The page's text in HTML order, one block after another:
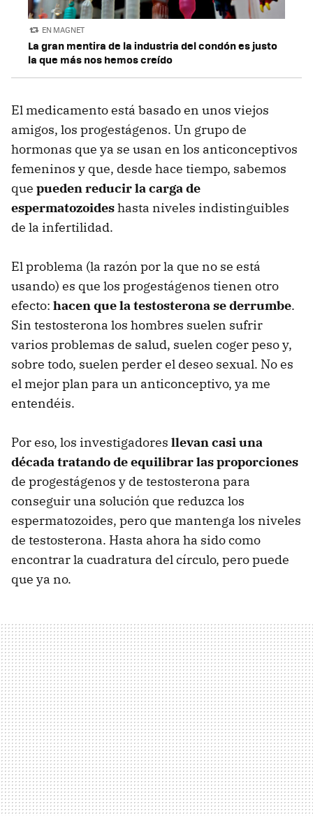
EN MAGNET
La gran mentira de la industria del condón es justo
la que más nos hemos creído
El medicamento está basado en unos viejos
amigos, los progestágenos. Un grupo de
hormonas que ya se usan en los anticonceptivos
femeninos y que, desde hace tiempo, sabemos
que pueden reducir la carga de
espermatozoideshasta niveles indistinguibles
de la infertilidad.
El problema (la razón por la que no se está
usando) es que los progestágenos tienen otro
efecto: hacen que la testosterona se derrumbe.
Sin testosterona los hombres suelen sufrir
varios problemas de salud, suelen coger peso y,
sobre todo, suelen perder el deseo sexual. No es
el mejor plan para un anticonceptivo, ya me
entendéis.
Por eso, los investigadores llevan casi una
década tratando de equilibrar las proporciones
de progestágenos y de testosterona para
conseguir una solución que reduzca los
espermatozoides, pero que mantenga los niveles
de testosterona. Hasta ahora ha sido como
encontrar la cuadratura del círculo, pero puede
que ya no.